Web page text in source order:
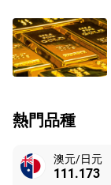
熱門品種
澳元/日元
111.173